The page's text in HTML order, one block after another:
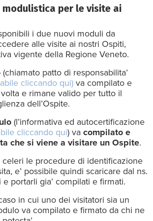
per le visite ai
i due nuovi moduli da
alle visite ai nostri Ospiti,
vigente della Regione Veneto.
(chiamato patto di responsabilita’
cliccando qui) va compilato e
e rimane valido per tutto il
dell’Ospite.
(l’informativa ed autocertificazione
cliccando qui) va compilato e
che si viene a visitare un Ospite.
celeri le procedure di identificazione
e’ possibile quindi scaricare dal ns.
portarli gia’ compilati e firmati.
in cui uno dei visitatori sia un
va compilato e firmato da chi ne